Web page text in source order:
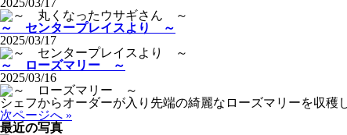
2025/03/17
～ センタープレイスより ～
2025/03/17
～ ローズマリー ～
2025/03/16
シェフからオーダーが入り先端の綺麗なローズマリーを収
次ページへ »
最近の写真